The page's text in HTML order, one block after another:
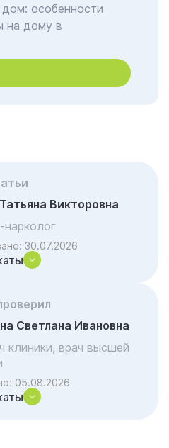
особенности
на дому в
нарколога на
на выезде
на дом нужно
отъезда врача?
vs
помощи без
Викторовна
нарколог
30.07.2026
Светлана Ивановна
клиники, врач высшей
05.08.2026